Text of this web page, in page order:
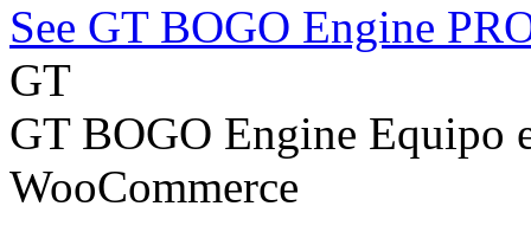
See GT BOGO Engine
GT
GT BOGO Engine Equipo
WooCommerce